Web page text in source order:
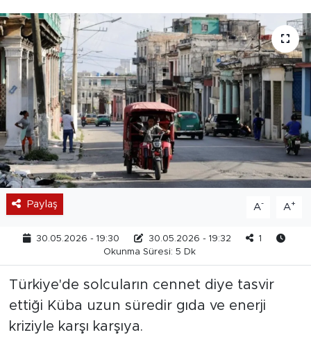
Paylaş A- A+
30.05.2026 - 19:30 30.05.2026 - 19:32
1
Okunma Süresi: 5 Dk
Türkiye'de solcuların cennet diye tasvir
ettiği Küba uzun süredir gıda ve enerji
kriziyle karşı karşıya.